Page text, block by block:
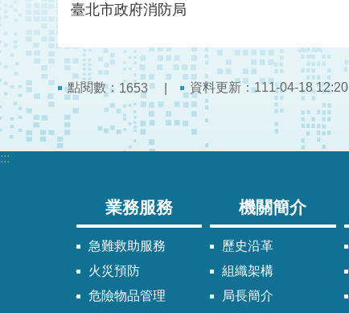
臺北市政府消防局
點閱數： 1653 資料更新：111-04-18 12:20
:::
業務服務
急難救助服務
火災預防
危險物品管理
機關簡介
歷史沿革
組織架構
局長簡介